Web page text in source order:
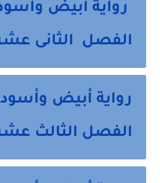
رواية أبيض وأسود
الفصل الثانى
رواية أبيض وأسود
الفصل الثالث